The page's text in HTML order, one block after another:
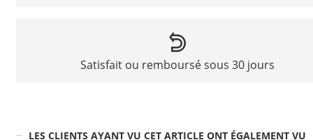
Satisfait ou remboursé sous 30 jours
LES CLIENTS AYANT VU CET ARTICLE ONT ÉGALEMENT VU